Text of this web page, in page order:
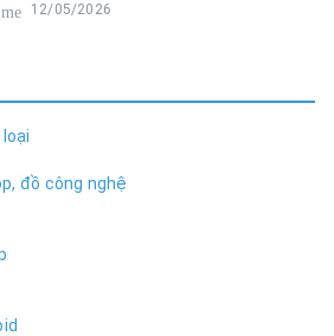
12/05/2026
đồ công nghệ